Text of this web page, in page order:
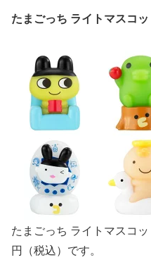
たまごっち ライトマスコッ
たまごっち ライトマスコ
円（税込）です。